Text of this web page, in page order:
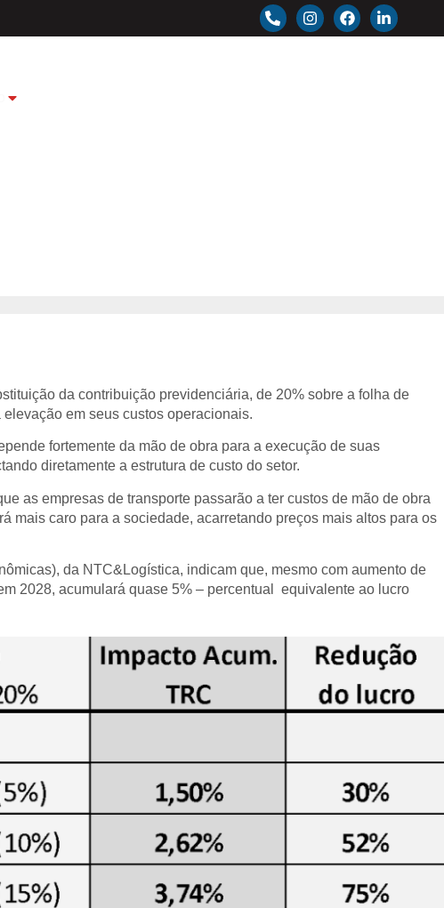
Pagamento
da contribuição previdenciária, de 20% sobre a folha de
em seus custos operacionais.
fortemente da mão de obra para a execução de suas
diretamente a estrutura de custo do setor.
as empresas de transporte passarão a ter custos de mão de obra
mais caro para a sociedade, acarretando preços mais altos para os
da NTC&Logística, indicam que, mesmo com aumento de
2028, acumulará quase 5% – percentual equivalente ao lucro